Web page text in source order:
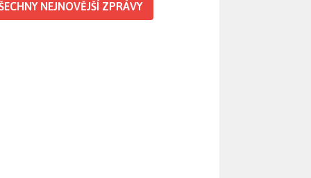
NEJNOVĚJŠÍ ZPRÁVY